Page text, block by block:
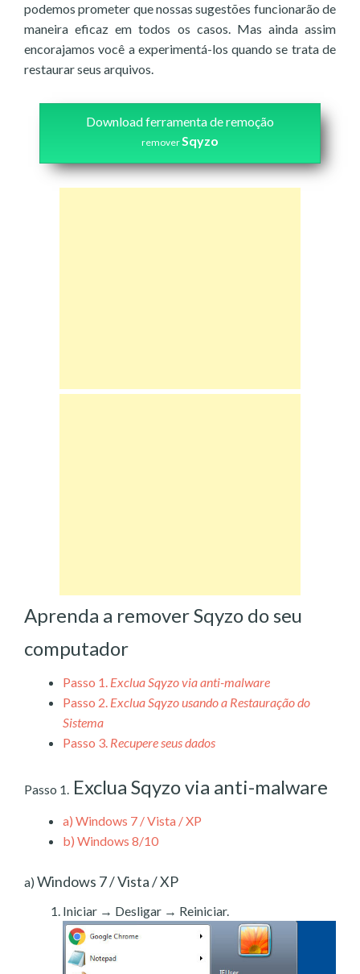
podemos prometer que nossas sugestões funcionarão de
maneira eficaz em todos os casos. Mas ainda assim
encorajamos você a experimentá-los quando se trata de
restaurar seus arquivos.
Download ferramenta de remoção
removerSqyzo
Aprenda a remover Sqyzo do seu
computador
Passo 1. Exclua Sqyzo via anti-malware
Passo 2. Exclua Sqyzo usando a Restauração do
Sistema
Passo 3. Recupere seus dados
Passo 1. Exclua Sqyzo via anti-malware
a) Windows 7 / Vista / XP
b) Windows 8/10
a) Windows 7 / Vista / XP
Iniciar → Desligar → Reiniciar.